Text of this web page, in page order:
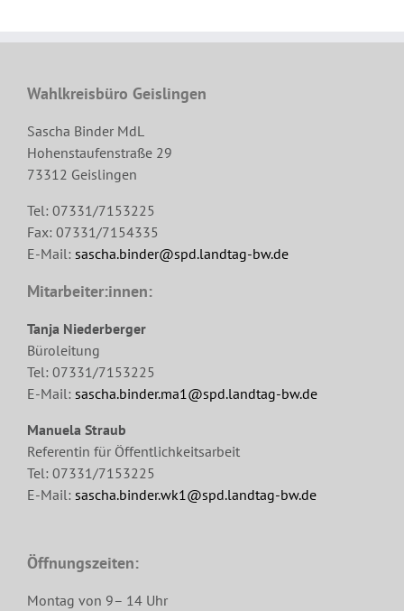
Wahlkreisbüro Geislingen
Sascha Binder MdL
Hohenstaufenstraße 29
73312 Geislingen
Tel: 07331/7153225
Fax: 07331/7154335
E-Mail: sascha.binder@spd.landtag-bw.de
Mitarbeiter:innen:
Tanja Niederberger
Büroleitung
Tel: 07331/7153225
E-Mail: sascha.binder.ma1@spd.landtag-bw.de
Manuela Straub
Referentin für Öffentlichkeitsarbeit
Tel: 07331/7153225
E-Mail: sascha.binder.wk1@spd.landtag-bw.de
Öffnungszeiten:
Montag von 9– 14 Uhr